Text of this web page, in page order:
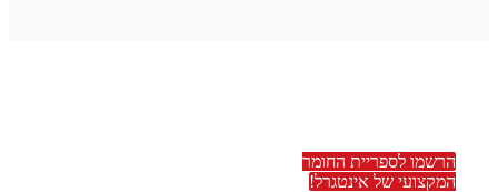
הרשמו לספריית החומר
המקצועי של אינטגרל!